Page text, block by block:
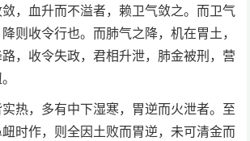
，血升而不溢者，赖卫气敛之。而卫气
则收令行也。而肺气之降，机在胃土，
，收令失政，君相升泄，肺金被刑，营
热，多有中下湿寒，胃逆而火泄者。至
时作，则全因土败而胃逆，未可清金而